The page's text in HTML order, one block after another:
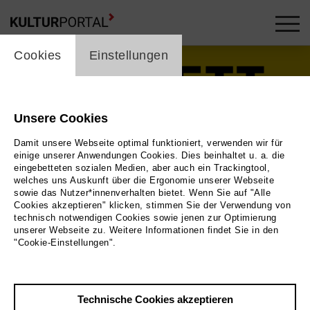
Play
Zurück|Übersicht
Film Info
Deutschland 2020
cookie_layer
Cookies Einstellungen
Unsere Cookies
Damit unsere Webseite optimal funktioniert, verwenden wir für
einige unserer Anwendungen Cookies. Dies beinhaltet u. a. die
eingebetteten sozialen Medien, aber auch ein Trackingtool,
welches uns Auskunft über die Ergonomie unserer Webseite
sowie das Nutzer*innenverhalten bietet. Wenn Sie auf "Alle
Cookies akzeptieren" klicken, stimmen Sie der Verwendung von
technisch notwendigen Cookies sowie jenen zur Optimierung
unserer Webseite zu. Weitere Informationen findet Sie in den
"Cookie-Einstellungen".
Technische Cookies akzeptieren